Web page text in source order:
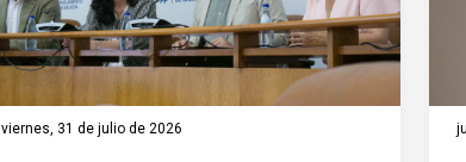
viernes, 31 de julio de 2026